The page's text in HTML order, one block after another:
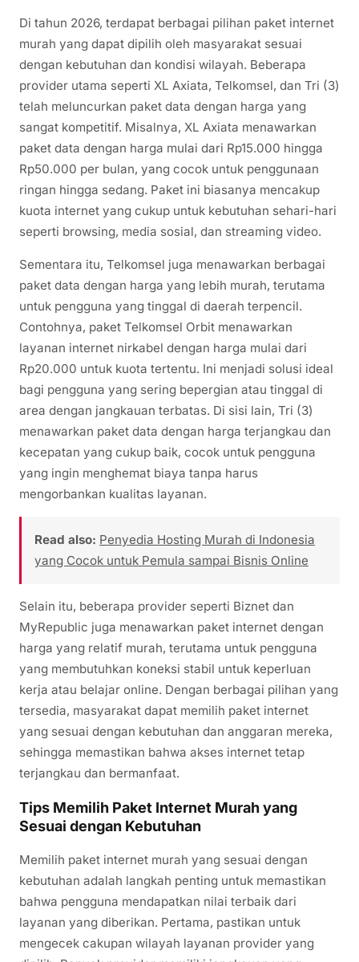
Di tahun 2026, terdapat berbagai pilihan paket internet
murah yang dapat dipilih oleh masyarakat sesuai
dengan kebutuhan dan kondisi wilayah. Beberapa
provider utama seperti XL Axiata, Telkomsel, dan Tri (3)
telah meluncurkan paket data dengan harga yang
sangat kompetitif. Misalnya, XL Axiata menawarkan
paket data dengan harga mulai dari Rp15.000 hingga
Rp50.000 per bulan, yang cocok untuk penggunaan
ringan hingga sedang. Paket ini biasanya mencakup
kuota internet yang cukup untuk kebutuhan sehari-hari
seperti browsing, media sosial, dan streaming video.
Sementara itu, Telkomsel juga menawarkan berbagai
paket data dengan harga yang lebih murah, terutama
untuk pengguna yang tinggal di daerah terpencil.
Contohnya, paket Telkomsel Orbit menawarkan
layanan internet nirkabel dengan harga mulai dari
Rp20.000 untuk kuota tertentu. Ini menjadi solusi ideal
bagi pengguna yang sering bepergian atau tinggal di
area dengan jangkauan terbatas. Di sisi lain, Tri (3)
menawarkan paket data dengan harga terjangkau dan
kecepatan yang cukup baik, cocok untuk pengguna
yang ingin menghemat biaya tanpa harus
mengorbankan kualitas layanan.
Read also: Penyedia Hosting Murah di Indonesia
yang Cocok untuk Pemula sampai Bisnis Online
Selain itu, beberapa provider seperti Biznet dan
MyRepublic juga menawarkan paket internet dengan
harga yang relatif murah, terutama untuk pengguna
yang membutuhkan koneksi stabil untuk keperluan
kerja atau belajar online. Dengan berbagai pilihan yang
tersedia, masyarakat dapat memilih paket internet
yang sesuai dengan kebutuhan dan anggaran mereka,
sehingga memastikan bahwa akses internet tetap
terjangkau dan bermanfaat.
Tips Memilih Paket Internet Murah yang
Sesuai dengan Kebutuhan
Memilih paket internet murah yang sesuai dengan
kebutuhan adalah langkah penting untuk memastikan
bahwa pengguna mendapatkan nilai terbaik dari
layanan yang diberikan. Pertama, pastikan untuk
mengecek cakupan wilayah layanan provider yang